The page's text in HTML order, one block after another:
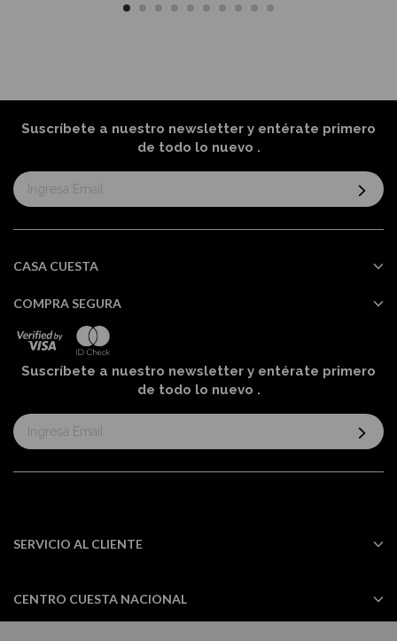
Suscríbete a nuestro newsletter y entérate primero
de todo lo nuevo .
Suscríbase
al
informativo:
CASA CUESTA
COMPRA SEGURA
Suscríbete a nuestro newsletter y entérate primero
de todo lo nuevo .
Suscríbase
al
informativo:
SERVICIO AL CLIENTE
CENTRO CUESTA NACIONAL